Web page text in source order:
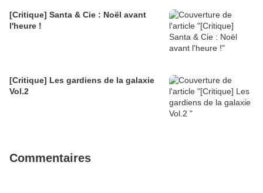
[Critique] Santa & Cie : Noël avant
l'heure !
[Critique] Les gardiens de la galaxie
Vol.2
Commentaires